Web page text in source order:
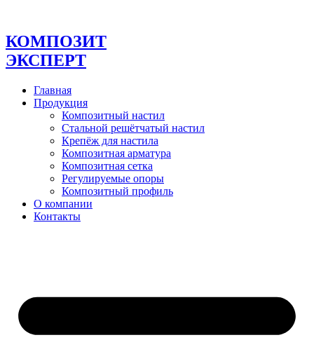
содержимому
КОМПОЗИТ
ЭКСПЕРТ
Главная
Продукция
Композитный настил
Стальной решётчатый настил
Крепёж для настила
Композитная арматура
Композитная сетка
Регулируемые опоры
Композитный профиль
О компании
Контакты